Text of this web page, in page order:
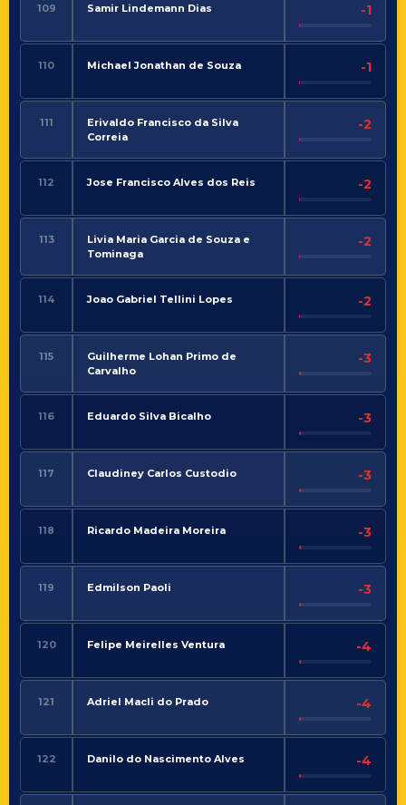
109 Samir Lindemann Dias -1
110 Michael Jonathan de Souza -1
111
Erivaldo Francisco da Silva
Correia
-2
112 Jose Francisco Alves dos Reis -2
113
Livia Maria Garcia de Souza e
Tominaga
-2
114 Joao Gabriel Tellini Lopes -2
115
Guilherme Lohan Primo de
Carvalho
-3
116 Eduardo Silva Bicalho -3
117 Claudiney Carlos Custodio -3
118 Ricardo Madeira Moreira -3
119 Edmilson Paoli -3
120 Felipe Meirelles Ventura -4
121 Adriel Macli do Prado -4
122 Danilo do Nascimento Alves -4